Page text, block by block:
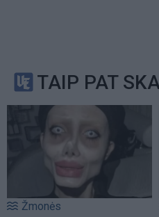
TAIP PAT
Žmonės